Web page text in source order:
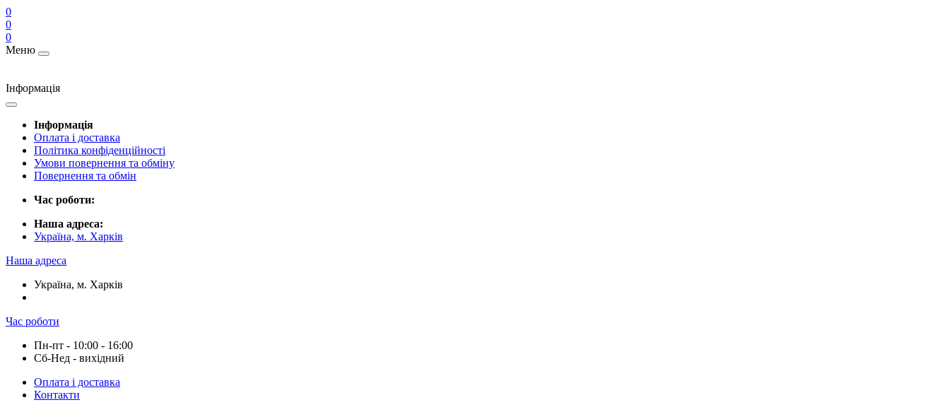
0
0
0
Меню
Інформація
Інформація
Оплата і доставка
Політика конфіденційності
Умови повернення та обміну
Повернення та обмін
Час роботи:
Наша адреса:
Україна, м. Харків
Наша адреса
Україна, м. Харків
Час роботи
Пн-пт - 10:00 - 16:00
Сб-Нед - вихідний
Оплата і доставка
Контакти